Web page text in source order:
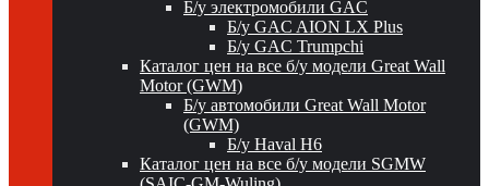
Б/у электромобили GAC
Б/у GAC AION LX Plus
Б/у GAC Trumpchi
Каталог цен на все б/у модели Great Wall
Motor (GWM)
Б/у автомобили Great Wall Motor
(GWM)
Б/у Haval H6
Каталог цен на все б/у модели SGMW